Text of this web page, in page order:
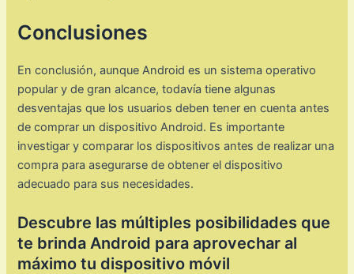
Conclusiones
En conclusión, aunque Android es un sistema operativo
popular y de gran alcance, todavía tiene algunas
desventajas que los usuarios deben tener en cuenta antes
de comprar un dispositivo Android. Es importante
investigar y comparar los dispositivos antes de realizar una
compra para asegurarse de obtener el dispositivo
adecuado para sus necesidades.
Descubre las múltiples posibilidades que
te brinda Android para aprovechar al
máximo tu dispositivo móvil